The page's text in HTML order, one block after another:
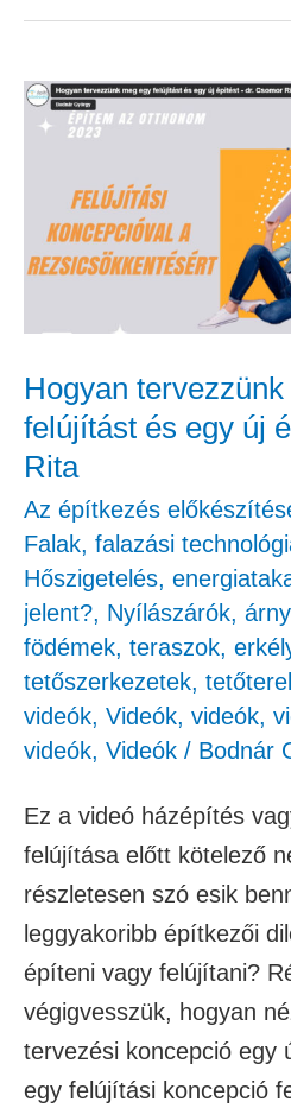
Hogyan
felújítást és egy új
Rita
Az építkezés
Falak, falazási
Hőszigetelés,
jelent?, Nyílászárók,
födémek, teraszok,
tetőszerkezetek,
videók, Videók, videók,
videók, Videók / Bodnár
Ez a videó házépítés
felújítása előtt kötelező
részletesen szó esik
leggyakoribb építkezői
építeni vagy felújítani?
végigvesszük, hogyan
tervezési koncepció egy
egy felújítási koncepció
Hogyan
tervezzünk
egy
felújítást
egy
új
építést
–
Rita